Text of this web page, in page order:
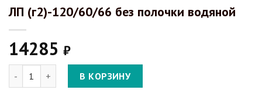
ЛП (г2)-120/60/66 без полочки водяной
14285 ₽
Количество ЛП (г2)-120/60/66 без полочки водяной
В КОРЗИНУ